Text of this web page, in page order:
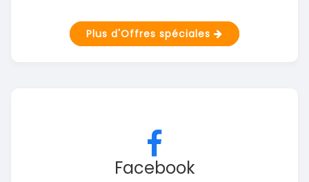
Plus d'Offres spéciales
Facebook